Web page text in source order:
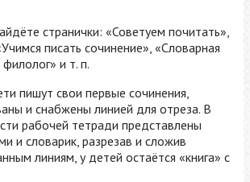
странички: «Советуем почитать»,
писать сочинение», «Словарная
и т. п.
пишут свои первые сочинения,
и снабжены линией для отреза. В
рабочей тетради представлены
и словарик, разрезав и сложив
линиям, у детей остаётся «книга» с